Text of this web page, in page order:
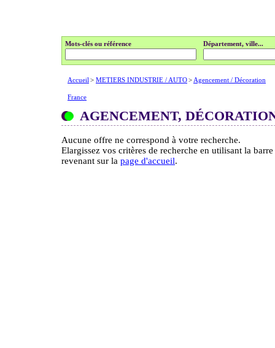
Mots-clés ou référence Département, ville...
Accueil > METIERS INDUSTRIE / AUTO> Agencement / Décoration
France
AGENCEMENT,
Aucune offre ne correspond à votre recherche.
Elargissez vos critères de recherche en utilisant la
revenant sur la page d'accueil.